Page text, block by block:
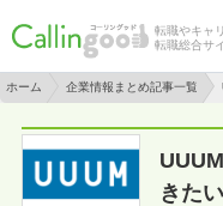
転職やキャ
転職総合サ
ホーム 企業情報まとめ記事一覧
きた